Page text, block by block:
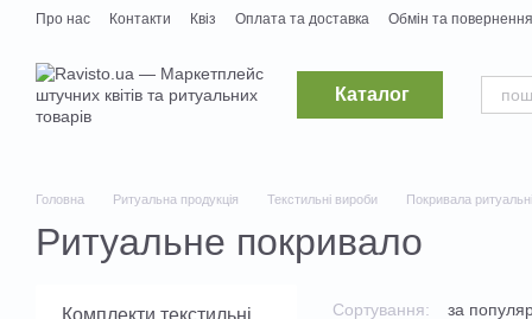
Перейти до основного контенту
Про нас Контакти Квіз Оплата та доставка Обмін та повернення
Каталог
Головна Ритуальна продукція Текстильні вироби Покривала ритуальні
Ритуальне покривало
Сортування: за
Комплекти текстильні